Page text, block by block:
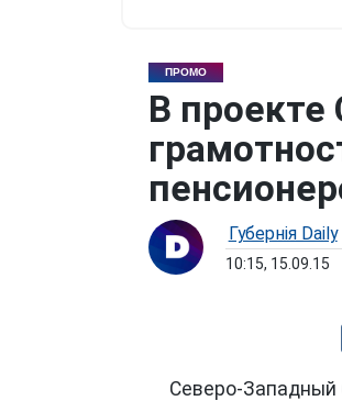
ПРОМО
В проекте
Губернiя Daily
10:15, 15.09.15
Северо-Западный